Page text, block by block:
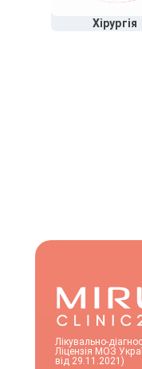
Хірургія
Лікувально-
Ліцензія МОЗ
від 29.11.2021)